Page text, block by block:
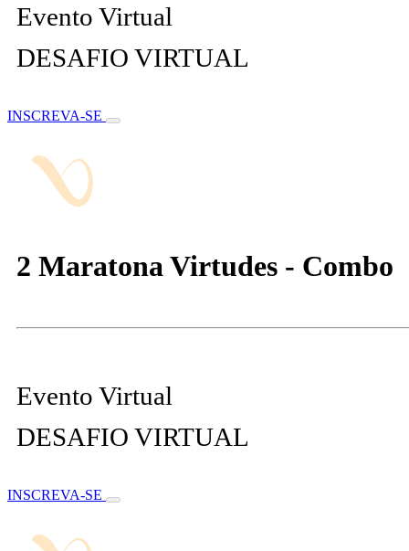
Evento Virtual
DESAFIO VIRTUAL
INSCREVA-SE
2 Maratona Virtudes - Combo
Evento Virtual
DESAFIO VIRTUAL
INSCREVA-SE